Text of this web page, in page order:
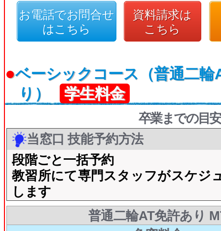
お電話でお問合せ
はこちら
資料請求は
こちら
●ベーシックコース（普通二輪
り）
学生料金
卒業までの目
当窓口 技能予約方法
段階ごと一括予約
教習所にて専門スタッフがスケジ
します
普通二輪AT免許あり